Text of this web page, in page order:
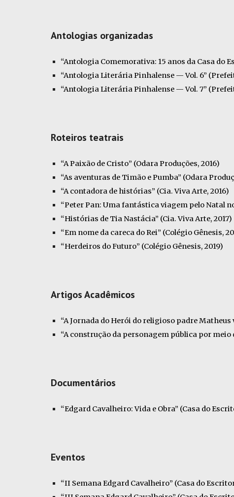
Antologias organizadas
“Antologia Comemorativa: 15 anos da Casa do
“Antologia Literária Pinhalense — Vol. 6”
“Antologia Literária Pinhalense — Vol. 7”
Roteiros teatrais
“A Paixão de Cristo” (Odara Produções, 2016)
“As aventuras de Timão e Pumba” (Odara
“A contadora de histórias” (Cia. Viva Arte, 2016)
“Peter Pan: Uma fantástica viagem pelo Natal
“Histórias de Tia Nastácia” (Cia. Viva Arte, 2017)
“Em nome da careca do Rei” (Colégio Gênesis,
“Herdeiros do Futuro” (Colégio Gênesis, 2019)
Artigos Acadêmicos
“A Jornada do Herói do religioso padre Matheus
“A construção da personagem pública por
Documentários
“Edgard Cavalheiro: Vida e Obra” (Casa do
Eventos
“II Semana Edgard Cavalheiro” (Casa do